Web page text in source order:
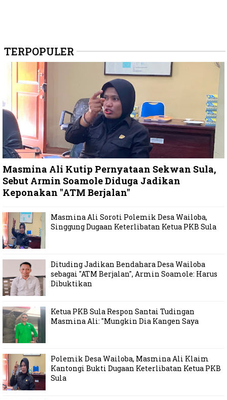
TERPOPULER
Masmina Ali Kutip Pernyataan Sekwan Sula,
Sebut Armin Soamole Diduga Jadikan
Keponakan "ATM Berjalan"
Masmina Ali Soroti Polemik Desa Wailoba,
Singgung Dugaan Keterlibatan Ketua PKB Sula
Dituding Jadikan Bendahara Desa Wailoba
sebagai "ATM Berjalan", Armin Soamole: Harus
Dibuktikan
Ketua PKB Sula Respon Santai Tudingan
Masmina Ali: "Mungkin Dia Kangen Saya
Polemik Desa Wailoba, Masmina Ali Klaim
Kantongi Bukti Dugaan Keterlibatan Ketua PKB
Sula